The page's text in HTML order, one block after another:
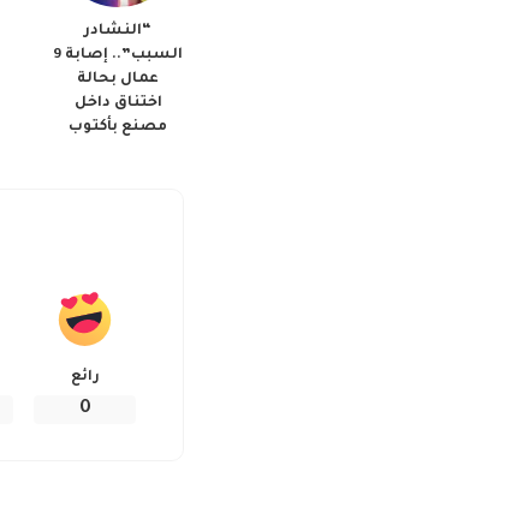
“النشادر
السبب”.. إصابة 9
عمال بحالة
اختناق داخل
مصنع بأكتوب
رائع
0